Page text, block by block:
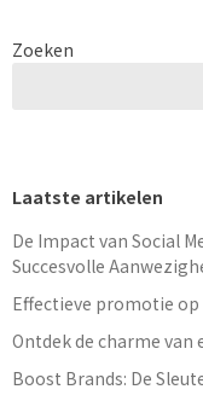
Zoeken
Laatste artikelen
De Impact van Social
Succesvolle
Effectieve promotie
Ontdek de charme
Boost Brands: De